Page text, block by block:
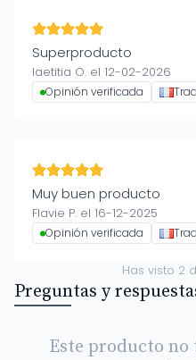
Superproducto
laetitia O. el 12-02-2026
Opinión verificada
Muy buen producto
Flavie P. el 16-12-2025
Opinión verificada
Has visto 2
Preguntas y
Este producto no